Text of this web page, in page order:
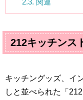
2.3. 関連
212キッチンス
キッチングッズ、イ
しと並べられた「 212